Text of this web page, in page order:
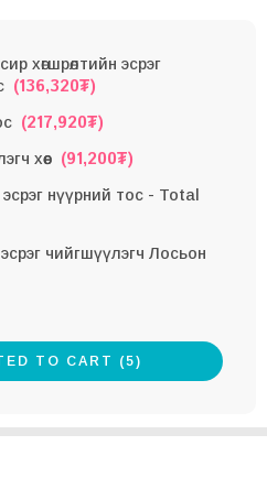
хөгшрөлтийн эсрэг
(136,320₮)
(217,920₮)
хөөс (91,200₮)
эсрэг нүүрний тос - Total
чийгшүүлэгч Лосьон
TO CART (5)